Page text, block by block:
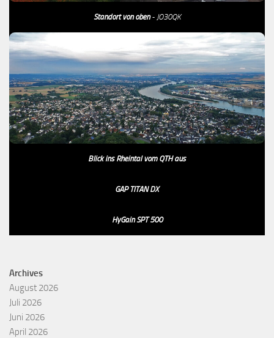
Standort von oben- JO30QK
Blick ins Rheintal vom QTH aus
GAP TITAN DX
HyGain SPT 500
Archives
August 2026
Juli 2026
Juni 2026
April 2026